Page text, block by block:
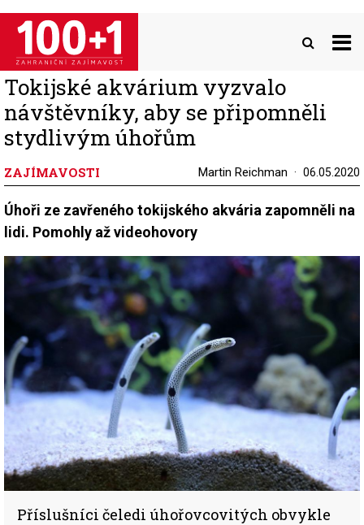
Přejít
hlavnímu
obsahu
Tokijské akvárium vyzvalo
návštěvníky, aby se připomněli
stydlivým úhořům
ZAJÍMAVOSTI Martin Reichman 06.05.2020
Úhoři ze zavřeného tokijského akvária zapomněli na
lidi. Pomohly až videohovory
Příslušníci čeledi úhořovcovitých obvykle